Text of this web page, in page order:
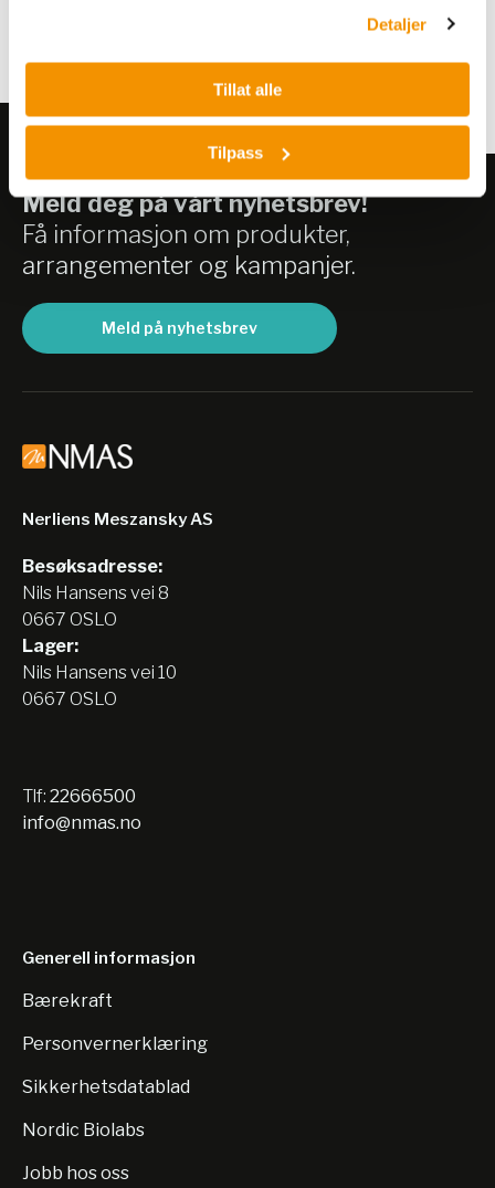
Detaljer
Tillat alle
Tilpass
Meld deg på vårt nyhetsbrev!
Få informasjon om produkter,
arrangementer og kampanjer.
Meld på nyhetsbrev
Nerliens Meszansky AS
Besøksadresse:
Nils Hansens vei 8
0667 OSLO
Lager:
Nils Hansens vei 10
0667 OSLO
Tlf: 22666500
info@nmas.no
Generell informasjon
Bærekraft
Personvernerklæring
Sikkerhetsdatablad
Nordic Biolabs
Jobb hos oss